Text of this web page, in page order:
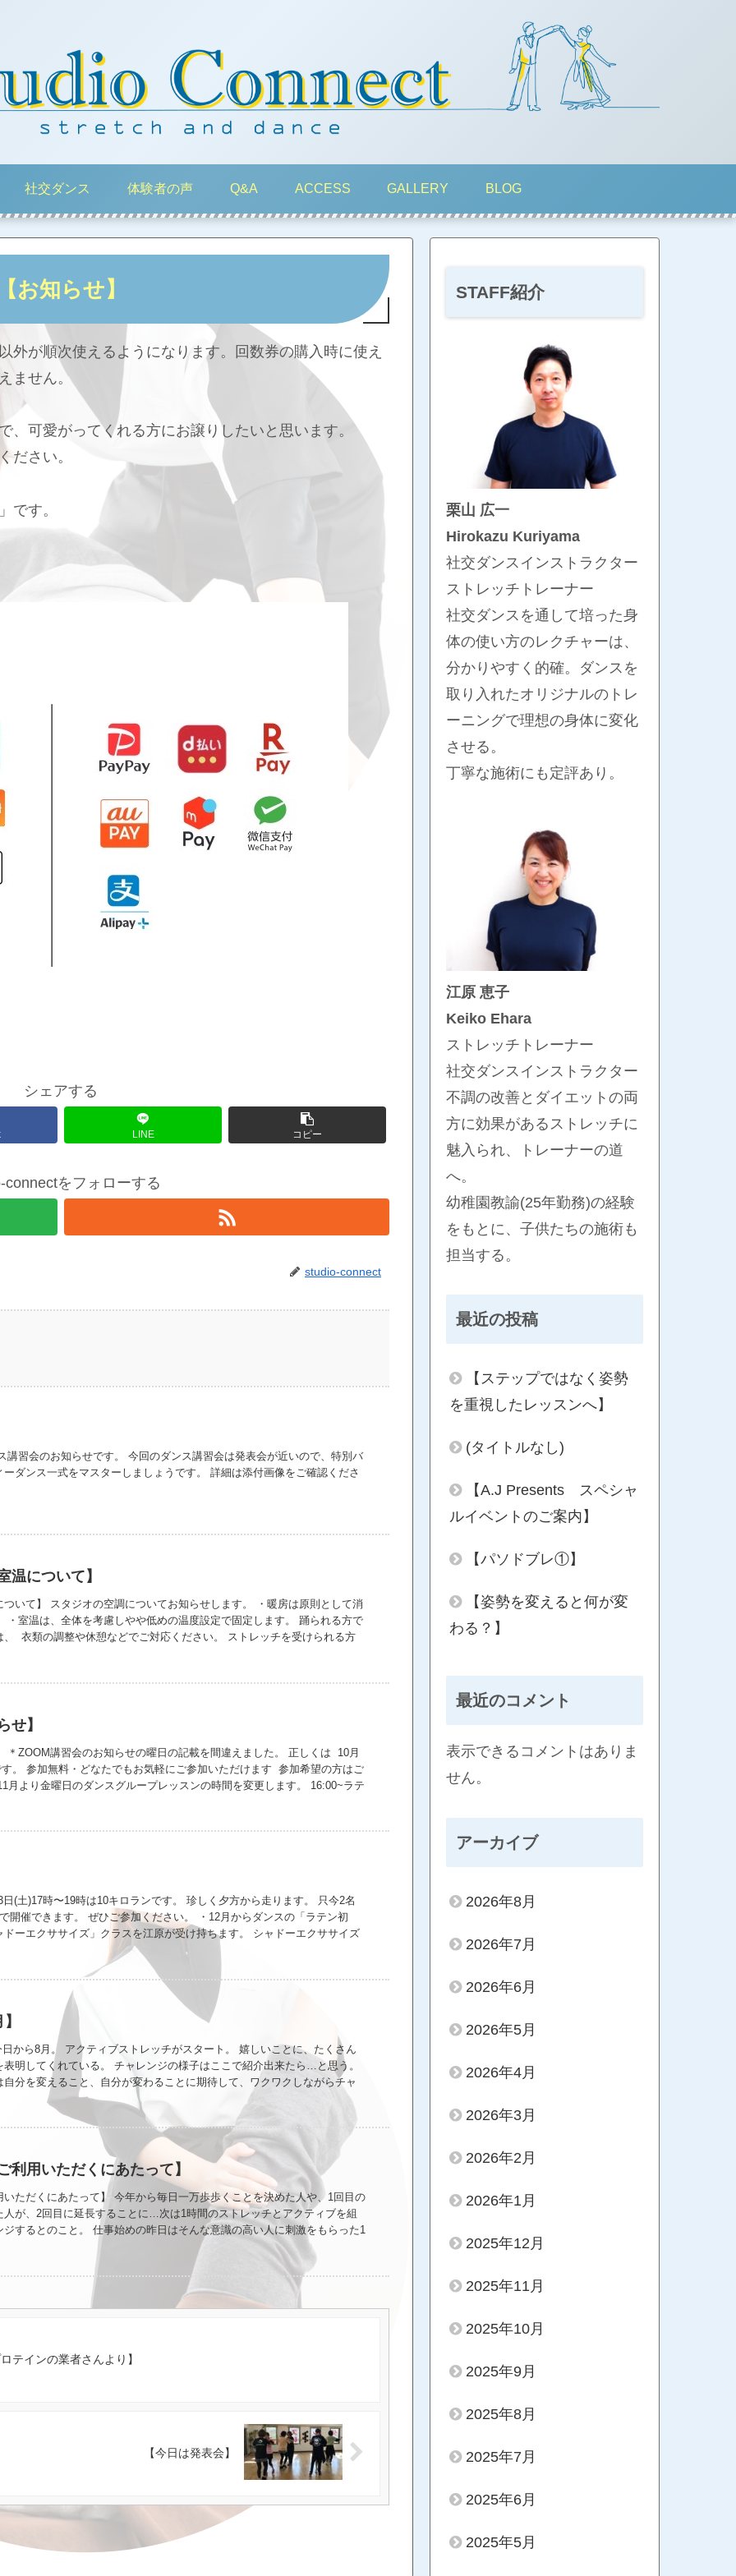
社交ダンス 体験者の声 Q&A ACCESS GALLERY BLOG
お知らせ】
が順次使えるようになります。回数券の購入時に使え
ません。
可愛がってくれる方にお譲りしたいと思います。
ださい。
です。
シェアする
LINE コピー
connectをフォローする
studio-connect
講習会のお知らせです。 今回のダンス講習会は発表会が近いので、特別バ
ダンス一式をマスターしましょうです。 詳細は添付画像をご確認くださ
温について】
ついて】 スタジオの空調についてお知らせします。 ・暖房は原則として消
・室温は、全体を考慮しやや低めの温度設定で固定します。 踊られる方で
、 衣類の調整や休憩などでご対応ください。 ストレッチを受けられる方
ッフまでお声がけください。
せ】
＊ZOOM講習会のお知らせの曜日の記載を間違えました。 正しくは 10月
。 参加無料・どなたでもお気軽にご参加いただけます 参加希望の方はご
月より金曜日のダンスグループレッスンの時間を変更します。 16:00~ラテ
(土)17時〜19時は10キロランです。 珍しく夕方から走ります。 只今2名
開催できます。 ぜひご参加ください。 ・12月からダンスの「ラテン初
ドーエクササイズ」クラスを江原が受け持ちます。 シャドーエクササイズ
を受けている人なら、レッスンとして受けていただけます。 有酸素運動
進めていきます。 踊れない人でも参加出来る内容です。 ちなみに12月の
力”と“股関節の開放”がねらいです。 脱力が苦手な人、股関節がかたい人、
13時から 日曜日 13時から
から8月。 アクティブストレッチがスタート。 嬉しいことに、たくさん
明してくれている。 チャレンジの様子はここで紹介出来たら…と思う。
分を変えること、自分が変わることに期待して、ワクワクしながらチャ
大きな変化は、小さな変化の積み重ねだから、小さな変化だからと軽くみ
思って、小さな変化を楽しんで欲しい。 私もチャレンジャーの変化とア
の効果に期待しながら、一緒に変化を見守りたい。 富士山を見ると、日本
利用いただくにあたって】
いただくにあたって】 今年から毎日一万歩歩くことを決めた人や、1回目の
人が、2回目に延長することに…次は1時間のストレッチとアクティブを組
ジするとのこと。 仕事始めの昨日はそんな意識の高い人に刺激をもらった1
っしゃー！私もやるよーーー！ 掛け声だけにならないようにしなくっち
ましたので、スタジオをご利用いただくにあたってのお願いを以下に記し
ちよく使っていただけるよう、ご理解の程よろしくお願いいたします。 ①
前後10分以内にお願いします。10分より前にいらした場合は、入室せず
かけられるまではエレベーター前の椅子でお待ちください。レッスンとレ
ください。 ④入室後時間になるまでは、ソファーに座ってお待ちくださ
えいたしかねます。 ⑨静止画ならびに動画の撮影・録音は不可とさせて
動画を観てのアドバイスは致しかねます。 ⑩メモをとる場合は、レッスン
⑪レッスンには、シューズが必要です。シューズは、ティーチャーズシュ
ズをご用意ください。足への負担を考えてこの2種類に限定し、その他の
ツ安全保険の加入をおすすめします。 ⑬欠席などの連絡は、公式LINEより
いします。それ以降の連絡は、キャンセル料をいただきますのでご注意
が未登録の方はご登録ください。 ⑭定休日及びリフレッシュ休暇日に届い
テインの業者さんより】
【今日は発表会】
STAFF紹介
栗山 広一
Hirokazu Kuriyama
社交ダンスインストラクター
ストレッチトレーナー
社交ダンスを通して培った身
体の使い方のレクチャーは、
分かりやすく的確。ダンスを
取り入れたオリジナルのトレ
ーニングで理想の身体に変化
させる。
丁寧な施術にも定評あり。
江原 恵子
Keiko Ehara
ストレッチトレーナー
社交ダンスインストラクター
不調の改善とダイエットの両
方に効果があるストレッチに
魅入られ、トレーナーの道
へ。
幼稚園教諭(25年勤務)の経験
をもとに、子供たちの施術も
担当する。
最近の投稿
【ステップではなく姿勢
を重視したレッスンへ】
(タイトルなし)
【A.J Presents スペシャ
ルイベントのご案内】
【パソドブレ①】
【姿勢を変えると何が変
わる？】
最近のコメント
表示できるコメントはありま
せん。
アーカイブ
2026年8月
2026年7月
2026年6月
2026年5月
2026年4月
2026年3月
2026年2月
2026年1月
2025年12月
2025年11月
2025年10月
2025年9月
2025年8月
2025年7月
2025年6月
2025年5月